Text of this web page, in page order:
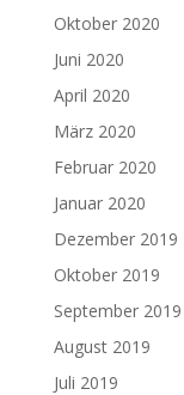
Oktober 2020
Juni 2020
April 2020
März 2020
Februar 2020
Januar 2020
Dezember 2019
Oktober 2019
September 2019
August 2019
Juli 2019